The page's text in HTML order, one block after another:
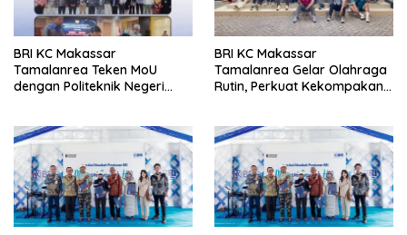
BRI KC Makassar
Tamalanrea Teken MoU
dengan Politeknik Negeri
BRI KC Makassar
Tamalanrea Gelar Olahraga
Rutin, Perkuat Kekompakan